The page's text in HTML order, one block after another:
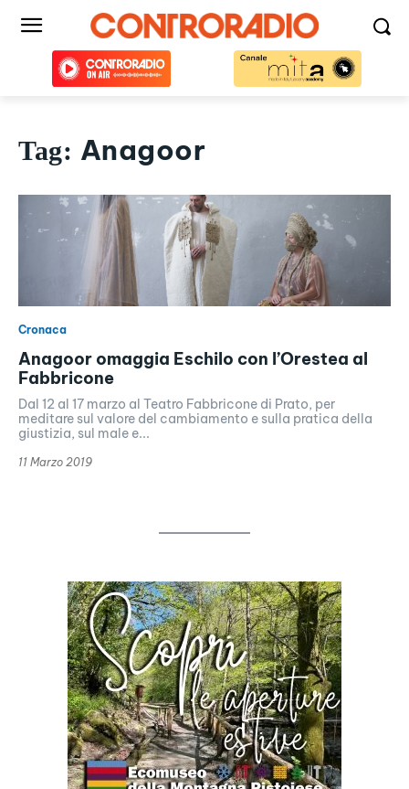
Tag: Anagoor
Cronaca
Anagoor omaggia Eschilo con l’Orestea al
Fabbricone
Dal 12 al 17 marzo al Teatro Fabbricone di Prato, per
meditare sul valore del cambiamento e sulla pratica della
giustizia, sul male e...
11 Marzo 2019